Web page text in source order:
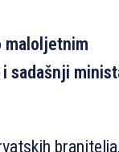
maloljetnim
sadašnji